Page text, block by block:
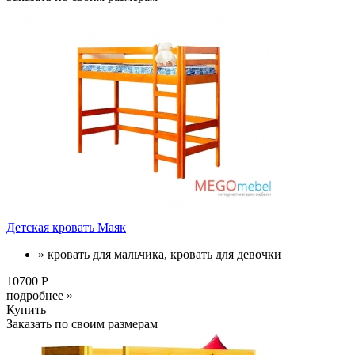
Детская кровать Маяк
» кровать для мальчика, кровать для девочки
10700 Р
подробнее »
Купить
Заказать по своим размерам